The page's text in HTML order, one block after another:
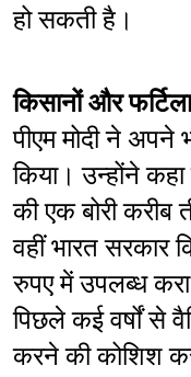
हो सकती है।
किसानों और
पीएम मोदी ने अपने
किया। उन्होंने कहा
की एक बोरी करीब
वहीं भारत सरकार
रुपए में उपलब्ध
पिछले कई वर्षों
करने की कोशिश